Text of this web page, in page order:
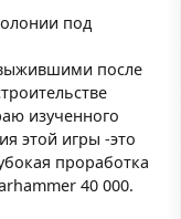
под
после
изученного
этой игры -это
проработка
40 000.